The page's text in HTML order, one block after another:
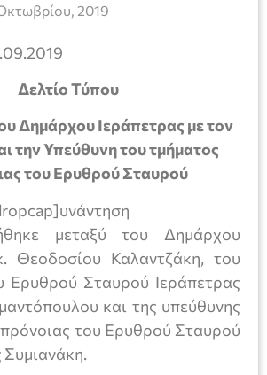
2019
Δελτίο Τύπου
Δημάρχου Ιεράπετρας με τον
την Υπεύθυνη του τμήματος
του Ερυθρού Σταυρού
μεταξύ του Δημάρχου
Θεοδοσίου Καλαντζάκη, του
Ερυθρού Σταυρού Ιεράπετρας
και της υπεύθυνης
του Ερυθρού Σταυρού
Συμιανάκη.